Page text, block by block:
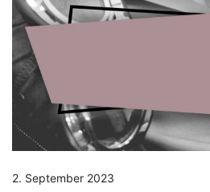
2. September 2023